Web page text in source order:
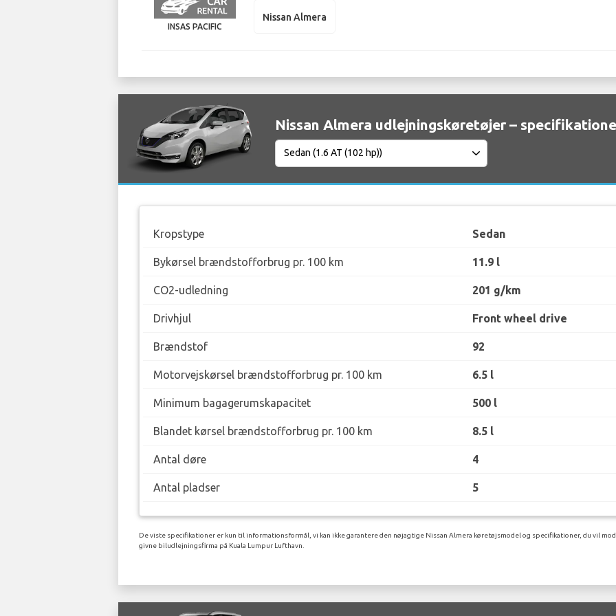
INSAS PACIFIC
Nissan Almera
Nissan Almera udlejningskøretøjer –
Kropstype Sedan
Bykørsel brændstofforbrug pr. 100 km 11.9 l
CO2-udledning 201 g/km
Drivhjul Front wheel drive
Brændstof 92
Motorvejskørsel brændstofforbrug pr. 100 km 6.5 l
Minimum bagagerumskapacitet 500 l
Blandet kørsel brændstofforbrug pr. 100 km 8.5 l
Antal døre 4
Antal pladser 5
De viste specifikationer er kun til informationsformål, vi kan ikke garantere den nøjagtige Nissan Almera køretøjsmodel og specifikationer, du vil
givne biludlejningsfirma på Kuala Lumpur Lufthavn.